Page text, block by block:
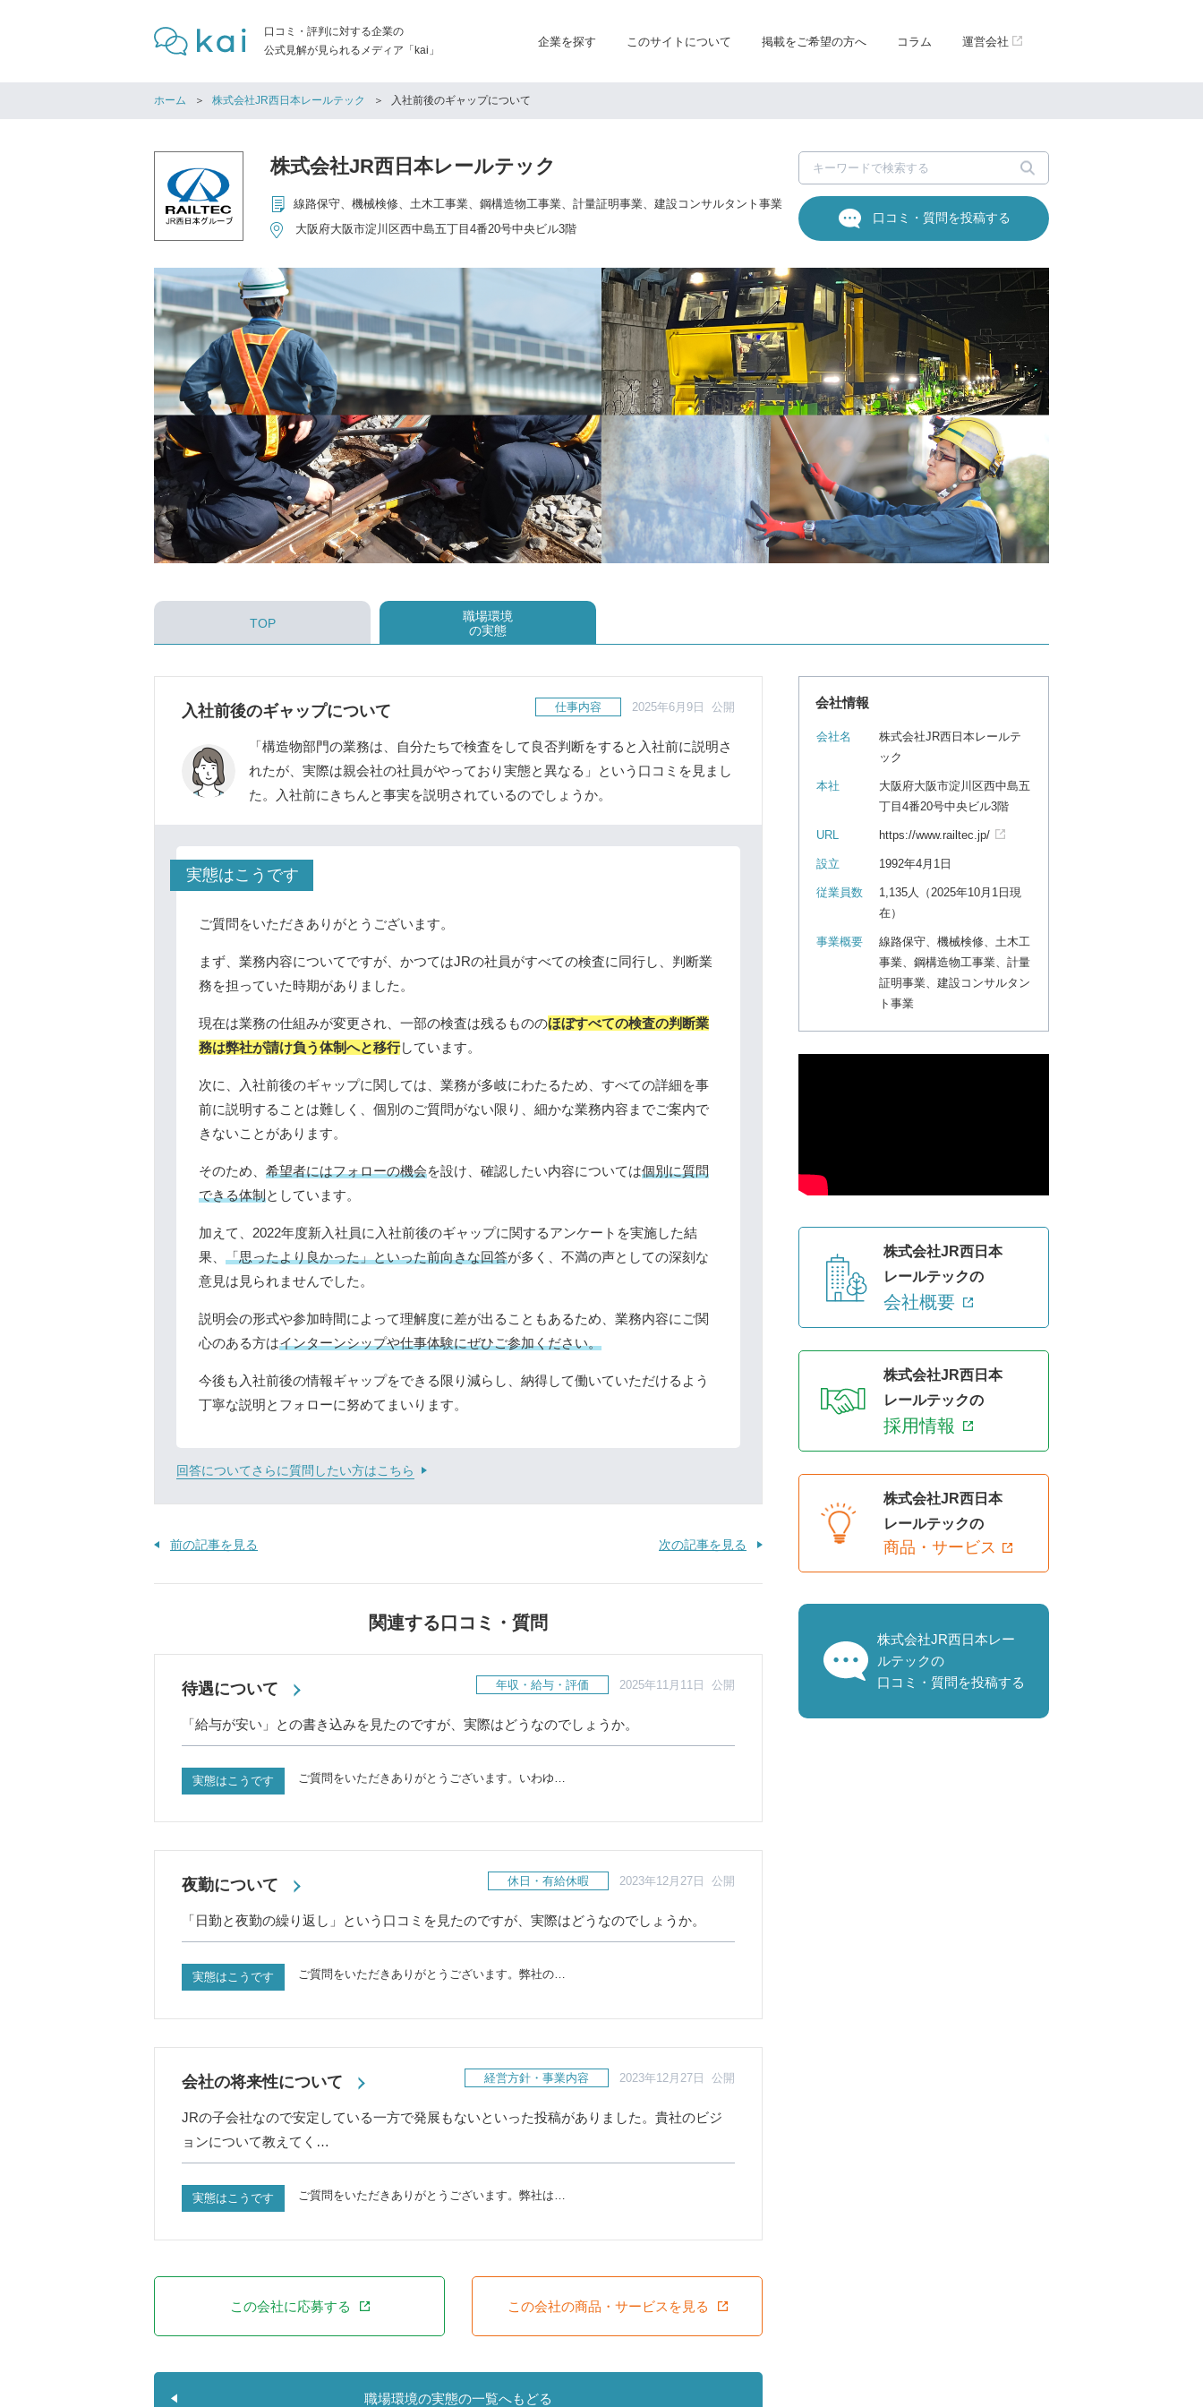
口コミ・評判に対する企業の
公式見解が見られるメディア「kai」
企業を探す このサイトについて 掲載をご希望の方へ コラム 運営会社
ホーム 株式会社JR西日本レールテック 入社前後のギャップについて
株式会社JR西日本レールテック
線路保守、機械検修、土木工事業、鋼構造物工事業、計量証明事業、建設コンサルタント事業
大阪府大阪市淀川区西中島五丁目4番20号中央ビル3階
口コミ・質問を投稿する
TOP
職場環境
の実態
入社前後のギャップについて 仕事内容 2025年6月9日 公開
「構造物部門の業務は、自分たちで検査をして良否判断をすると入社前に説明さ
れたが、実際は親会社の社員がやっており実態と異なる」という口コミを見まし
た。入社前にきちんと事実を説明されているのでしょうか。
実態はこうです
ご質問をいただきありがとうございます。
まず、業務内容についてですが、かつてはJRの社員がすべての検査に同行し、判断業
務を担っていた時期がありました。
現在は業務の仕組みが変更され、一部の検査は残るもののほぼすべての検査の判断業
務は弊社が請け負う体制へと移行しています。
次に、入社前後のギャップに関しては、業務が多岐にわたるため、すべての詳細を事
前に説明することは難しく、個別のご質問がない限り、細かな業務内容までご案内で
きないことがあります。
そのため、 希望者にはフォローの機会を設け、確認したい内容については個別に質問
できる体制としています。
加えて、2022年度新入社員に入社前後のギャップに関するアンケートを実施した結
果、 「思ったより良かった」といった前向きな回答が多く、不満の声としての深刻な
意見は見られませんでした。
説明会の形式や参加時間によって理解度に差が出ることもあるため、業務内容にご関
心のある方はインターンシップや仕事体験にぜひご参加ください。
今後も入社前後の情報ギャップをできる限り減らし、納得して働いていただけるよう
丁寧な説明とフォローに努めてまいります。
回答についてさらに質問したい方はこちら
前の記事を見る 次の記事を見る
関連する口コミ・質問
待遇について 年収・給与・評価 2025年11月11日 公開
「給与が安い」との書き込みを見たのですが、実際はどうなのでしょうか。
実態はこうです ご質問をいただきありがとうございます。いわゆ…
夜勤について 休日・有給休暇 2023年12月27日 公開
「日勤と夜勤の繰り返し」という口コミを見たのですが、実際はどうなのでしょうか。
実態はこうです ご質問をいただきありがとうございます。弊社の…
会社の将来性について 経営方針・事業内容 2023年12月27日 公開
JRの子会社なので安定している一方で発展もないといった投稿がありました。貴社のビジ
ョンについて教えてく…
実態はこうです ご質問をいただきありがとうございます。弊社は…
この会社に応募する この会社の商品・サービスを見る
職場環境の実態の一覧へもどる
会社情報
会社名
株式会社JR西日本レールテ
ック
本社
大阪府大阪市淀川区西中島五
丁目4番20号中央ビル3階
URL https://www.railtec.jp/
設立 1992年4月1日
従業員数
1,135人（2025年10月1日現
在）
事業概要
線路保守、機械検修、土木工
事業、鋼構造物工事業、計量
証明事業、建設コンサルタン
ト事業
株式会社JR西日本
レールテックの
会社概要
株式会社JR西日本
レールテックの
採用情報
株式会社JR西日本
レールテックの
商品・サービス
株式会社JR西日本レー
ルテックの
口コミ・質問を投稿する